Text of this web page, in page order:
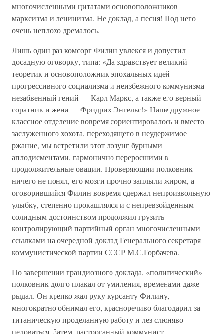
многочисленными цитатами основоположников
марксизма и ленинизма. Не доклад, а песня! Под него
очень неплохо дремалось.
Лишь один раз комсорг Филин увлекся и допустил
досадную оговорку, типа: «Да здравствует великий
теоретик и основоположник эпохальных идей
прогрессивного социализма и неизбежного коммунизма
незабвенный гений — Карл Маркс, а также его верный
соратник и жена — Фридрих Энгельс!» Наше дружное
классное отделение вовремя сориентировалось и вместо
заслуженного хохота, переходящего в неудержимое
ржание, мы встретили этот лозунг бурными
аплодисментами, гармонично переросшими в
продолжительные овации. Проверяющий полковник
ничего не понял, его мозги прочно заплыли жиром, а
оговорившийся Филин вовремя сдержал непроизвольную
улыбку, степенно прокашлялся и с непревзойденным
солидным достоинством продолжил грузить
контролирующий партийный орган многочисленными
ссылками на очередной доклад Генерального секретаря
коммунистической партии СССР М.С.Горбачева.
По завершении грандиозного доклада, «политический»
полковник долго плакал от умиления, временами даже
рыдал. Он крепко жал руку курсанту Филину,
многократно обнимал его, красноречиво благодарил за
титаническую проделанную работу и лез слюняво
целоваться. Затем, растроганный коммунист-